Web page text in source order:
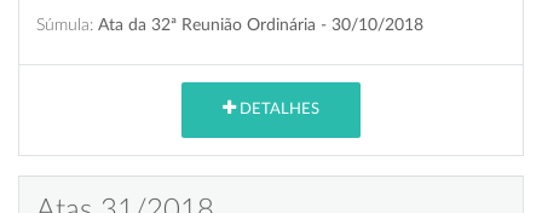
Súmula: Ata da 32ª Reunião Ordinária - 30/10/2018
DETALHES